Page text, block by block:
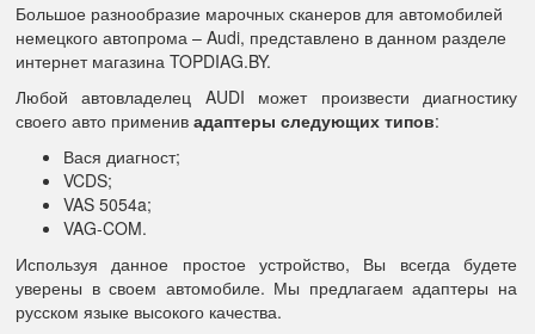
Большое разнообразие марочных сканеров для автомобилей
немецкого автопрома – Audi, представлено в данном разделе
интернет магазина TOPDIAG.BY.
Любой автовладелец AUDI может произвести диагностику
своего авто применив адаптеры следующих типов:
Вася диагност;
VCDS;
VAS 5054a;
VAG-COM.
Используя данное простое устройство, Вы всегда будете
уверены в своем автомобиле. Мы предлагаем адаптеры на
русском языке высокого качества.